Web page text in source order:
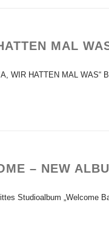
MAL
WIR HATTEN MAL WAS“
– NEW
Studioalbum „Welcome